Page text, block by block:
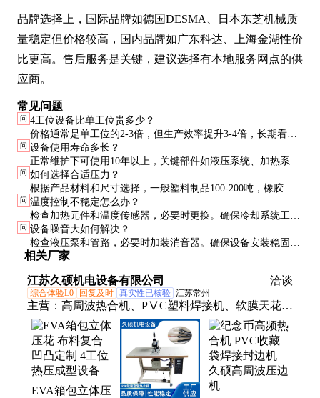
品牌选择上，国际品牌如德国DESMA、日本东芝机械质
量稳定但价格较高，国内品牌如广东科达、上海金湖性价
比更高。售后服务是关键，建议选择有本地服务网点的供
应商。
常见问题
问 4工位设备比单工位贵多少？
价格通常是单工位的2-3倍，但生产效率提升3-4倍，长期看更
经济。
问 设备使用寿命多长？
正常维护下可使用10年以上，关键部件如液压系统、加热系统
需定期更换。
问 如何选择合适压力？
根据产品材料和尺寸选择，一般塑料制品100-200吨，橡胶制
品200-300吨。
问 温度控制不稳定怎么办？
检查加热元件和温度传感器，必要时更换。确保冷却系统工作
正常。
问 设备噪音大如何解决？
检查液压泵和管路，必要时加装消音器。确保设备安装稳固，
避免共振。
相关厂家
江苏久硕机电设备有限公司 洽谈
综合体验L0 回复及时 真实性已核验 江苏常州
主营： 高周波热合机、PⅤC塑料焊接机、软膜天花烫
边机、EⅤA热压机、布料皮革凹凸压花机、吸塑泡
壳包装封口机、帐篷篷布焊接机
EVA箱包立体压